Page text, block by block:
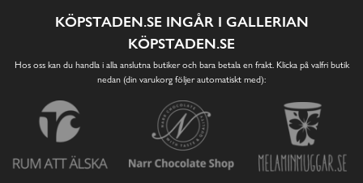
KÖPSTADEN.SE INGÅR I GALLERIAN
KÖPSTADEN.SE
Hos oss kan du handla i alla anslutna butiker och bara betala en frakt. Klicka på valfri butik
nedan (din varukorg följer automatiskt med):